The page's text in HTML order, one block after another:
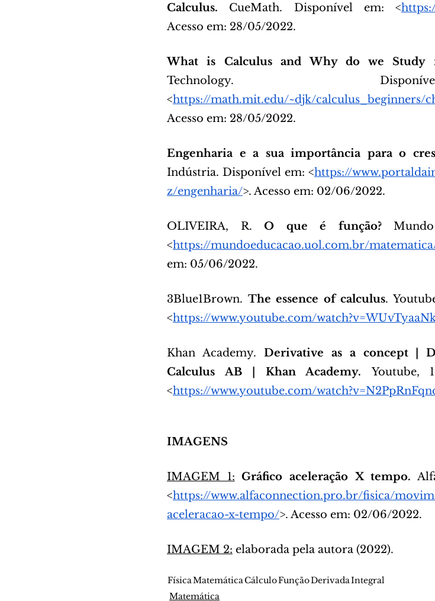
Calculus. CueMath. Disponível em: <
Acesso em: 28/05/2022.
What is Calculus and Why do we Study
Technology.
<https://math.mit.edu/~djk/calculus_beginners/
Acesso em: 28/05/2022.
Engenharia e a sua importância para o
Indústria. Disponível em: <https://
z/engenharia/>. Acesso em: 02/06/2022.
OLIVEIRA, R. O que é função? Mundo
<https://mundoeducacao.uol.com.br/
em: 05/06/2022.
3Blue1Brown. The essence of calculus.
<https://www.youtube.com/
Khan Academy. Derivative as a concept |
Calculus AB | Khan Academy. Youtube,
<https://www.youtube.com/
IMAGENS
IMAGEM 1: Gráfico aceleração X tempo.
<https://www.alfaconnection.pro.br/fisica/
aceleracao-x-tempo/>. Acesso em: 02/06/2022.
IMAGEM 2: elaborada pela autora (2022).
FísicaMatemáticaCálculoFunçãoDerivadaIntegral
Matemática